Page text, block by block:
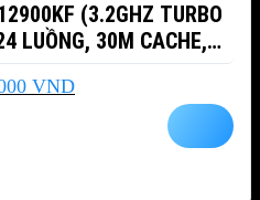
(3.2GHZ TURBO
LUỒNG, 30M CACHE,
LAKE)
VNDGiá